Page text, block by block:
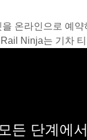
온라인으로 예
Ninja는 기차
든 단계에